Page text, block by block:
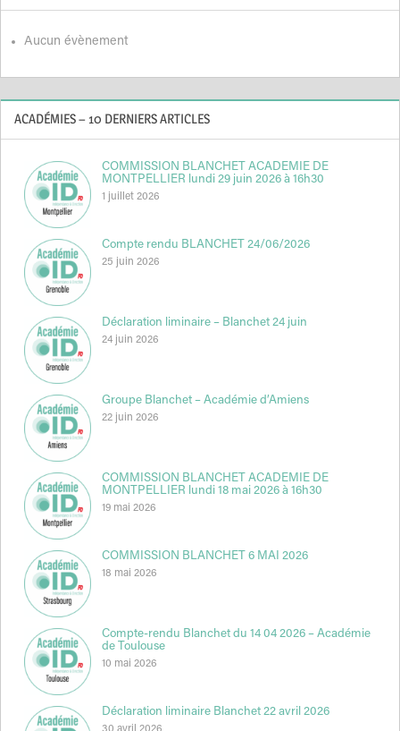
Aucun évènement
ACADÉMIES – 10 DERNIERS ARTICLES
COMMISSION BLANCHET ACADEMIE DE
MONTPELLIER lundi 29 juin 2026 à 16h30
1 juillet 2026
Compte rendu BLANCHET 24/06/2026
25 juin 2026
Déclaration liminaire – Blanchet 24 juin
24 juin 2026
Groupe Blanchet – Académie d’Amiens
22 juin 2026
COMMISSION BLANCHET ACADEMIE DE
MONTPELLIER lundi 18 mai 2026 à 16h30
19 mai 2026
COMMISSION BLANCHET 6 MAI 2026
18 mai 2026
Compte-rendu Blanchet du 14 04 2026 – Académie
de Toulouse
10 mai 2026
Déclaration liminaire Blanchet 22 avril 2026